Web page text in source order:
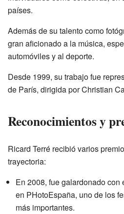
países.
Además de su talento como
gran aficionado a la música,
automóviles y al deporte.
Desde 1999, su trabajo fue
de París, dirigida por Christian
Reconocimientos y
Ricard Terré recibió varios
trayectoria:
En 2008, fue galardonado
en PHotoEspaña, uno de los
más importantes.